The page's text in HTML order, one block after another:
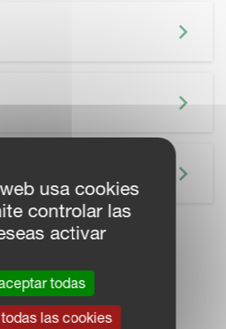
UN
usa cookies
controlar las
activar
todas
las cookies